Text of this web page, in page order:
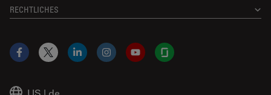
RECHTLICHES
Facebook
X LinkedInInstagramYouTubeGlassdoor